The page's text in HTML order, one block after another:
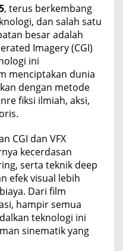
, terus berkembang
dan salah satu
besar adalah
Imagery (CGI)
ini
menciptakan dunia
dengan metode
fiksi ilmiah, aksi,
CGI dan VFX
kecerdasan
serta teknik deep
efek visual lebih
Dari film
hampir semua
teknologi ini
sinematik yang